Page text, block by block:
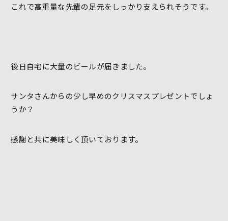
これで高重量な先輩の足元をしっかり支えられそうです。
後日自宅に大量のビールが届きました。
サンタさんからの少し早めのクリスマスプレゼントでしょ
うか？
感謝と共に美味しく頂いております。